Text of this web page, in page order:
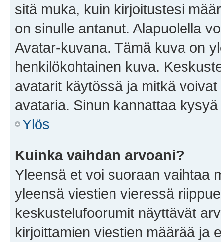
sitä muka, kuin kirjoitustesi
on sinulle antanut. Alapuolella
Avatar-kuvana. Tämä kuva on
henkilökohtainen kuva.
avatarit käytössä ja mitkä
avataria. Sinun kannattaa
Ylös
Kuinka vaihdan arvoani?
Yleensä et voi suoraan vaihtaa
yleensä viestien vieressä
keskustelufoorumit näyttävät
kirjoittamien viestien määrää ja